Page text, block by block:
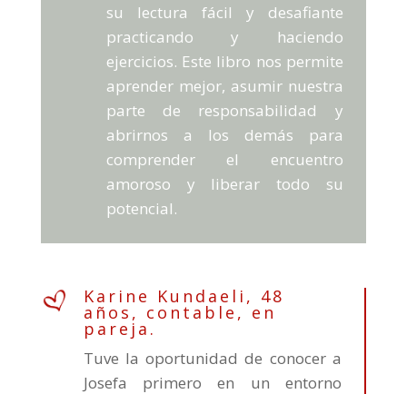
su lectura fácil y desafiante
practicando y haciendo
ejercicios. Este libro nos permite
aprender mejor, asumir nuestra
parte de responsabilidad y
abrirnos a los demás para
comprender el encuentro
amoroso y liberar todo su
potencial.
Karine Kundaeli, 48
años, contable, en
pareja.
Tuve la oportunidad de conocer a
Josefa primero en un entorno